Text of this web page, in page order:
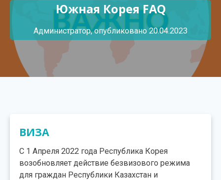
Южная Корея FAQ
Администратор, опубликовано20.04.2023
ВИЗА
C 1 Апреля 2022 года Республика Корея
возобновляет действие безвизового режима
для граждан Республики Казахстан и